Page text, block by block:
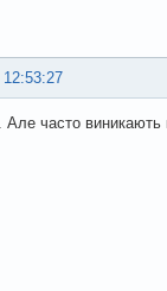
12:53:27
часто виникають